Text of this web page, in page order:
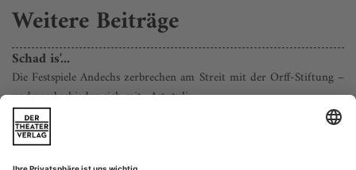
Weitere Beiträge
Schad is'...
Die Festspiele Andechs zerbrechen am Streit mit der Orff-Stiftung –
und verabschieden sich mit «Astutuli»
Dieser Geist durchwehte ja nicht nur Cosimas Bayreuth. Ein
Eishauch, der das Werk einfrieren lässt, das doch nie nur